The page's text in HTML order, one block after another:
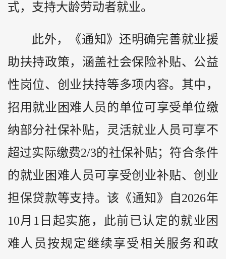
式，支持大龄劳动者就业。
此外，《通知》还明确完善就业援
助扶持政策，涵盖社会保险补贴、公益
性岗位、创业扶持等多项内容。其中，
招用就业困难人员的单位可享受单位缴
纳部分社保补贴，灵活就业人员可享不
超过实际缴费2/3的社保补贴；符合条件
的就业困难人员可享受创业补贴、创业
担保贷款等支持。该《通知》自2026年
10月1日起实施，此前已认定的就业困
难人员按规定继续享受相关服务和政